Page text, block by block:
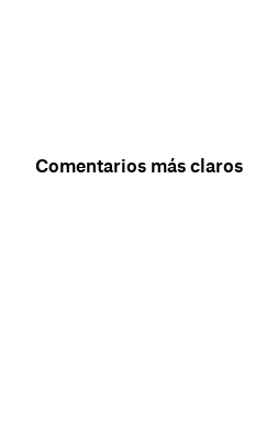
Comentarios más claros